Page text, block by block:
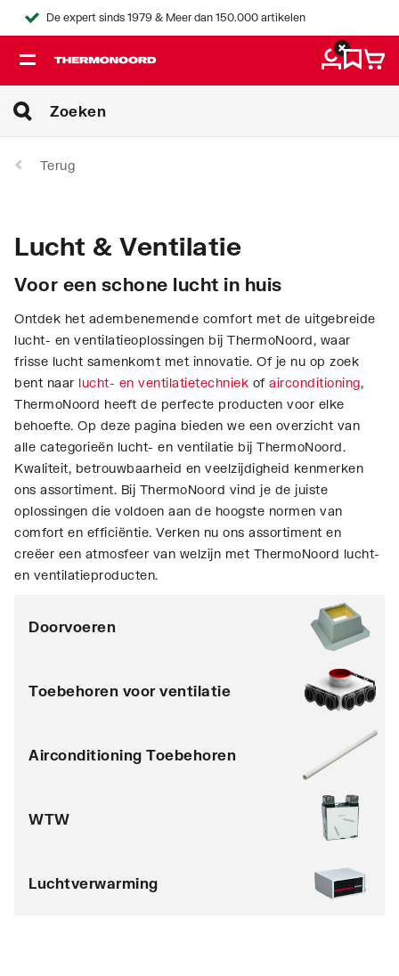
De expert sinds 1979 & Meer dan 150.000 artikelen
Terug
Lucht & Ventilatie
Voor een schone lucht in huis
Ontdek het adembenemende comfort met de uitgebreide
lucht- en ventilatieoplossingen bij ThermoNoord, waar
frisse lucht samenkomt met innovatie. Of je nu op zoek
bent naar lucht- en ventilatietechniek of airconditioning,
ThermoNoord heeft de perfecte producten voor elke
behoefte. Op deze pagina bieden we een overzicht van
alle categorieën lucht- en ventilatie bij ThermoNoord.
Kwaliteit, betrouwbaarheid en veelzijdigheid kenmerken
ons assortiment. Bij ThermoNoord vind je de juiste
oplossingen die voldoen aan de hoogste normen van
comfort en efficiëntie. Verken nu ons assortiment en
creëer een atmosfeer van welzijn met ThermoNoord lucht-
en ventilatieproducten.
Doorvoeren
Toebehoren voor ventilatie
Airconditioning Toebehoren
WTW
Luchtverwarming